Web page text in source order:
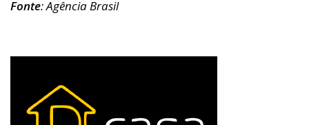
Fonte: Agência Brasil